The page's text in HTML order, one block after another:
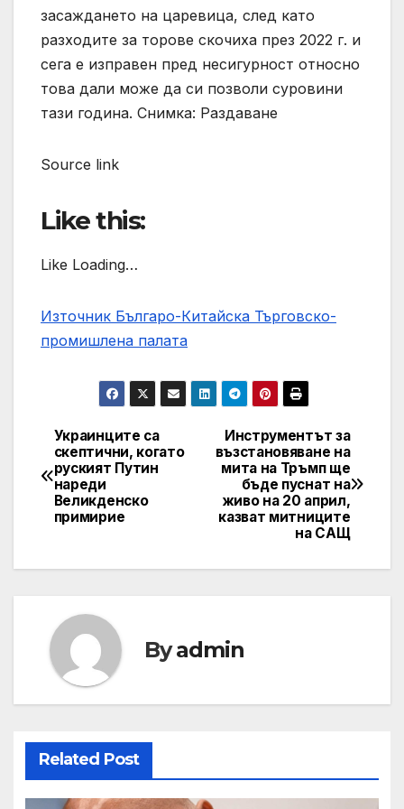
засаждането на царевица, след като
разходите за торове скочиха през 2022 г. и
сега е изправен пред несигурност относно
това дали може да си позволи суровини
тази година. Снимка: Раздаване
Source link
Like this:
Like Loading…
Източник Българо-Китайска Търговско-
промишлена палaта
Навигация
Инструментът за
възстановяване на
мита на Тръмп ще
бъде пуснат на
живо на 20 април,
казват митниците
на САЩ
Украинците са
скептични, когато
руският Путин
нареди
Великденско
примирие
Byadmin
Related Post